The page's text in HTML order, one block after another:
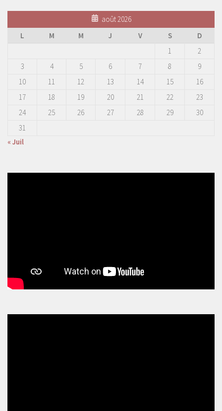
août 2026
L
M M J V S
D
1
2
3
4 5 6 7 8
9
10
11 12 13 14 15
16
17
18 19 20 21 22
23
24
25 26 27 28 29
30
31
« Juil